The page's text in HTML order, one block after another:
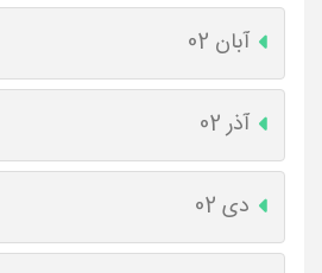
آبان 02
آذر 02
دی 02